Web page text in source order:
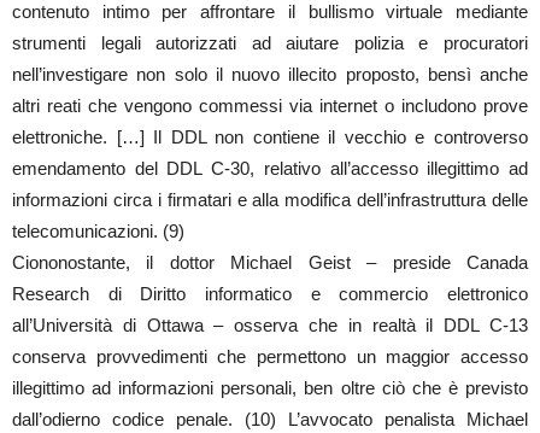
contenuto intimo per affrontare il bullismo virtuale mediante
strumenti legali autorizzati ad aiutare polizia e procuratori
nell’investigare non solo il nuovo illecito proposto, bensì anche
altri reati che vengono commessi via internet o includono prove
elettroniche. […] Il DDL non contiene il vecchio e controverso
emendamento del DDL C-30, relativo all’accesso illegittimo ad
informazioni circa i firmatari e alla modifica dell’infrastruttura delle
telecomunicazioni. (9)
Ciononostante, il dottor Michael Geist – preside Canada
Research di Diritto informatico e commercio elettronico
all’Università di Ottawa – osserva che in realtà il DDL C-13
conserva provvedimenti che permettono un maggior accesso
illegittimo ad informazioni personali, ben oltre ciò che è previsto
dall’odierno codice penale. (10) L’avvocato penalista Michael